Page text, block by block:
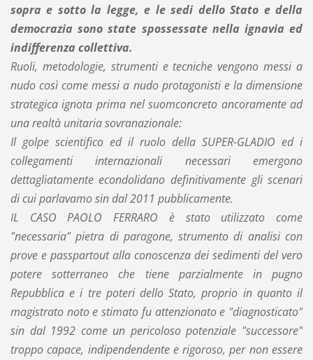
sopra e sotto la legge, e le sedi dello Stato e della
democrazia sono state spossessate nella ignavia ed
indifferenza collettiva.
Ruoli, metodologie, strumenti e tecniche vengono messi a
nudo così come messi a nudo protagonisti e la dimensione
strategica ignota prima nel suomconcreto ancoramente ad
una realtà unitaria sovranazionale:
Il golpe scientifico ed il ruolo della SUPER-GLADIO ed i
collegamenti internazionali necessari emergono
dettagliatamente econdolidano definitivamente gli scenari
di cui parlavamo sin dal 2011 pubblicamente.
IL CASO PAOLO FERRARO è stato utilizzato come
"necessaria" pietra di paragone, strumento di analisi con
prove e passpartout alla conoscenza dei sedimenti del vero
potere sotterraneo che tiene parzialmente in pugno
Repubblica e i tre poteri dello Stato, proprio in quanto il
magistrato noto e stimato fu attenzionato e "diagnosticato"
sin dal 1992 come un pericoloso potenziale "successore"
troppo capace, indipendendente e rigoroso, per non essere